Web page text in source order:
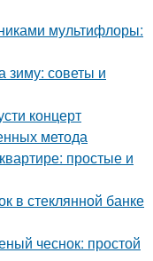
мультифлоры:
зиму: советы и
концерт
метода
простые и
в стеклянной банке
чеснок: простой